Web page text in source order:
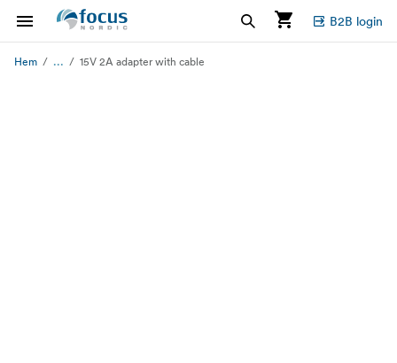
B2B login
Hem ... 15V 2A adapter with cable